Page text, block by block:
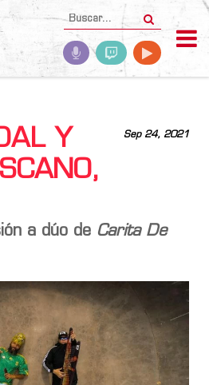
Sep 24, 2021
Y
a dúo de Carita De